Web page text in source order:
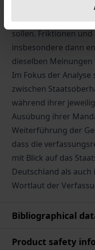
legitimierte
Wohle ihres Landes
sollen. Friktionen
insbesondere dann
dieselben Meinungen
Im Fokus der
zwischen
während ihrer
Ausübung ihrer
Weiterführung der
dass die
mit Blick auf das
Deutschland als
Wortlaut der
Bibliographical
Product safety